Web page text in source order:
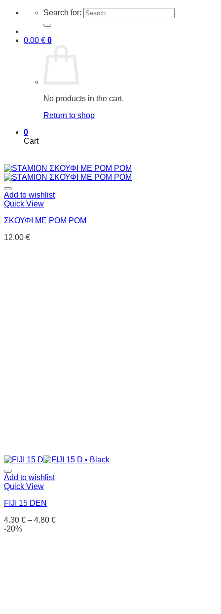
Search for:
0.00 € 0
No products in the cart.
Return to shop
0
Cart
Add to wishlist
Quick View
ΣΚΟΥΦΙ ΜΕ POM POM
12.00 €
Add to wishlist
Quick View
FIJI 15 DEN
4.30 € – 4.80 €
-20%